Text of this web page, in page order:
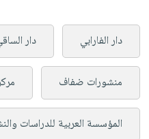
دار الفارابي دار
منشورات ضفاف
المؤسسة العربية للدراسات